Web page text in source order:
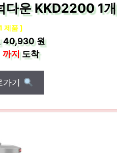
다운 KKD2200 1개
제품 ]
40,930 원
까지도착
가기